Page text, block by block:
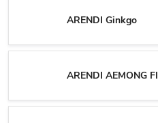
ARENDI Ginkgo
ARENDI AEMONG FI